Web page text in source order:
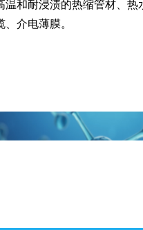
温和耐浸渍的热缩管材、热
、介电薄膜。